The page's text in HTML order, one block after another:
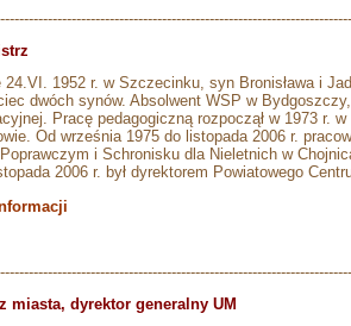
24.VI. 1952 r. w Szczecinku, syn Bronisława i
dwóch synów. Absolwent WSP w
Pracę pedagogiczną rozpoczął w 1973 r.
Od września 1975 do listopada 2006 r.
Poprawczym i Schronisku dla Nieletnich w
2006 r. był dyrektorem Powiatowego
miasta, dyrektor generalny UM